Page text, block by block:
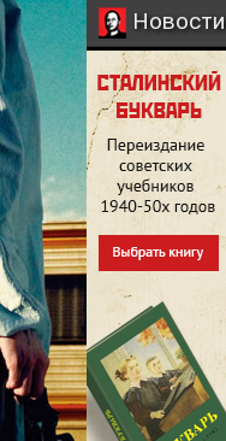
Новости